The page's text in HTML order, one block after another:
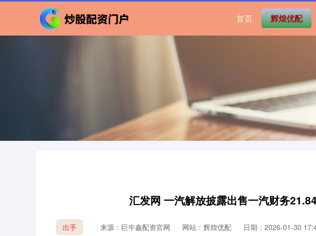
首页 辉煌优配
汇发网 一汽解放披露出售一汽财务
出手 来源：巨牛鑫配资官网 网站：辉煌优配 日期：2026-01-30